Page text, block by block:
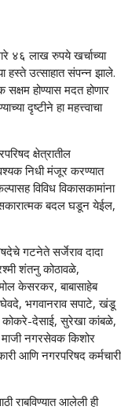
४६ लाख रुपये खर्चाच्या
हस्ते उत्साहात संपन्न झाले.
सक्षम होण्यास मदत होणार
दृष्टीने हा महत्त्वाचा
क्षेत्रातील
निधी मंजूर करण्यात
विविध विकासकामांना
सकारात्मक बदल घडून येईल,
गटनेते सर्जेराव दादा
शंतनु कोठावळे,
केसरकर, बाबासाहेब
भगवानराव सपाटे, खंडू
कोकरे-देसाई, सुरेखा कांबळे,
माजी नगरसेवक किशोर
आणि नगरपरिषद कर्मचारी
राबविण्यात आलेली ही